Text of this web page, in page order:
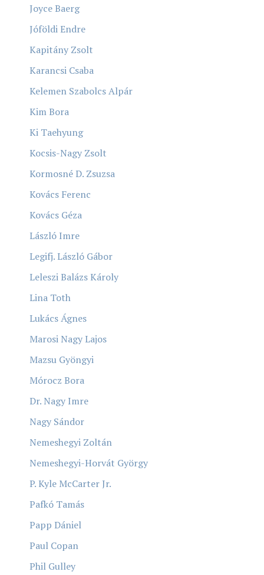
Joyce Baerg
Jóföldi Endre
Kapitány Zsolt
Karancsi Csaba
Kelemen Szabolcs Alpár
Kim Bora
Ki Taehyung
Kocsis-Nagy Zsolt
Kormosné D. Zsuzsa
Kovács Ferenc
Kovács Géza
László Imre
Legifj. László Gábor
Leleszi Balázs Károly
Lina Toth
Lukács Ágnes
Marosi Nagy Lajos
Mazsu Gyöngyi
Mórocz Bora
Dr. Nagy Imre
Nagy Sándor
Nemeshegyi Zoltán
Nemeshegyi-Horvát György
P. Kyle McCarter Jr.
Pafkó Tamás
Papp Dániel
Paul Copan
Phil Gulley